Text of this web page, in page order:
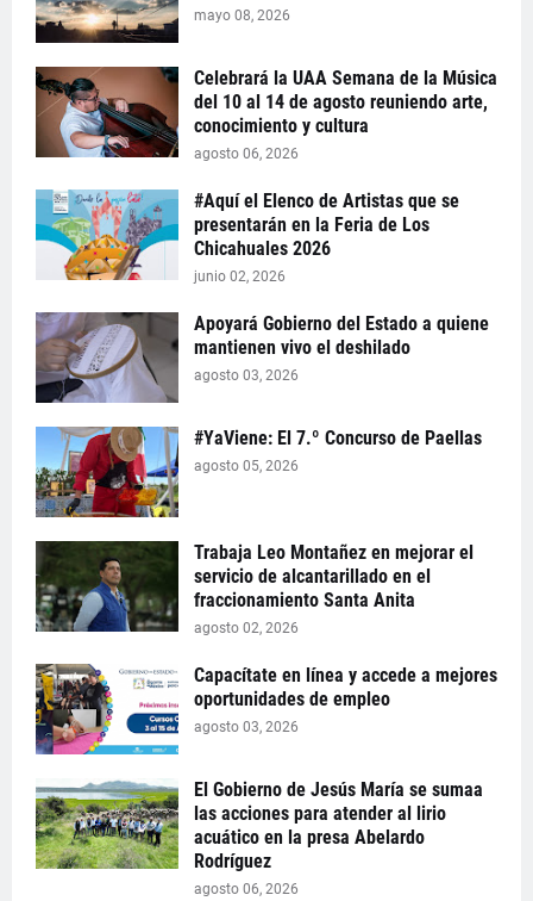
mayo 08, 2026
Celebrará la UAA Semana de la Música
del 10 al 14 de agosto reuniendo arte,
conocimiento y cultura
agosto 06, 2026
#Aquí el Elenco de Artistas que se
presentarán en la Feria de Los
Chicahuales 2026
junio 02, 2026
Apoyará Gobierno del Estado a quiene
mantienen vivo el deshilado
agosto 03, 2026
#YaViene: El 7.º Concurso de Paellas
agosto 05, 2026
Trabaja Leo Montañez en mejorar el
servicio de alcantarillado en el
fraccionamiento Santa Anita
agosto 02, 2026
Capacítate en línea y accede a mejores
oportunidades de empleo
agosto 03, 2026
El Gobierno de Jesús María se sumaa
las acciones para atender al lirio
acuático en la presa Abelardo
Rodríguez
agosto 06, 2026